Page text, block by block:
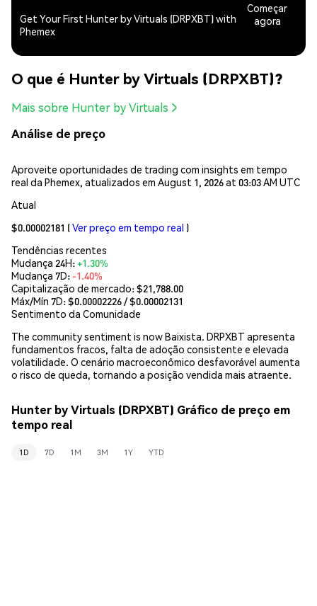
Get Your First Hunter by Virtuals (DRPXBT) with
Phemex
Começar
agora
O que é Hunter by Virtuals (DRPXBT)?
Mais sobre Hunter by Virtuals
Análise de preço
Aproveite oportunidades de trading com insights em tempo
real da Phemex, atualizados em August 1, 2026 at 03:03 AM UTC
Atual
$0.00002181 (Ver preço em tempo real )
Tendências recentes
Mudança 24H:+1.30%
Mudança 7D: -1.40%
Capitalização de mercado:$21,788.00
Máx/Mín 7D: $0.00002226/ $0.00002131
Sentimento da Comunidade
The community sentiment is now Baixista. DRPXBT apresenta
fundamentos fracos, falta de adoção consistente e elevada
volatilidade. O cenário macroeconômico desfavorável aumenta
o risco de queda, tornando a posição vendida mais atraente.
Hunter by Virtuals (DRPXBT) Gráfico de preço em
tempo real
1D 7D 1M 3M 1Y YTD